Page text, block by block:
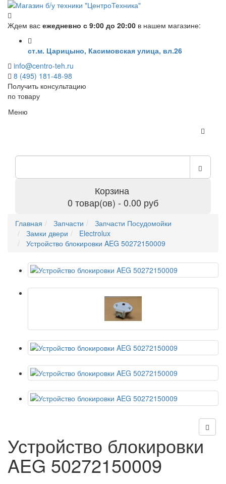
Ждем вас ежедневно с 9:00 до 20:00 в нашем магазине:
ст.м. Царицыно, Касимовская улица, вл.26
info@centro-teh.ru
8 (495) 181-48-98
Получить консультацию
по товару
Меню
Корзина
0 товар(ов) - 0.00 руб
Главная Запчасти
Запчасти Посудомойки
Замки двери
Electrolux
Устройство блокировки AEG 50272150009
Устройство блокировки
AEG 50272150009